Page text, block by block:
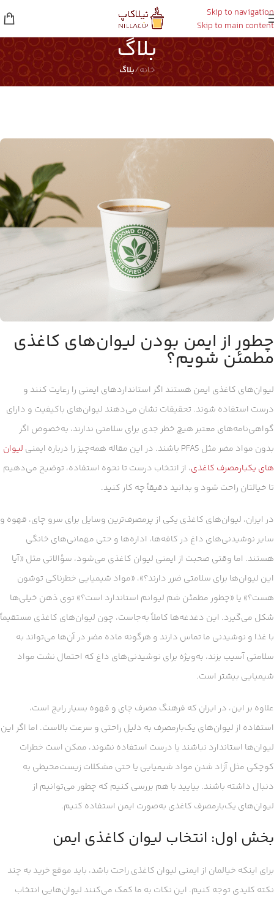
Skip to navigation
Skip to main content
بلاگ
خانه/بلاگ
چطور از ایمن بودن لیوان‌های کاغذی
مطمئن شویم؟
لیوان‌های کاغذی ایمن هستند اگر استانداردهای ایمنی را رعایت کنند و
درست استفاده شوند. تحقیقات نشان می‌دهند لیوان‌های باکیفیت و دارای
گواهی‌نامه‌های معتبر هیچ خطر جدی برای سلامتی ندارند، به‌خصوص اگر
بدون مواد مضر مثل PFAS باشند. در این مقاله همه‌چیز را درباره ایمنی
لیوان‌
های یکبارمصرف کاغذی، از انتخاب درست تا نحوه استفاده، توضیح می‌دهیم
تا خیالتان راحت شود و بدانید دقیقاً چه کار کنید.
در ایران، لیوان‌های کاغذی یکی از پرمصرف‌ترین وسایل برای سرو چای، قهوه و
سایر نوشیدنی‌های داغ در کافه‌ها، اداره‌ها و حتی مهمانی‌های خانگی
هستند. اما وقتی صحبت از ایمنی لیوان کاغذی می‌شود، سؤالاتی مثل «آیا
این لیوان‌ها برای سلامتی ضرر دارند؟»، «مواد شیمیایی خطرناکی توشون
هست؟» یا «چطور مطمئن شم لیوانم استاندارد است؟» توی ذهن خیلی‌ها
شکل می‌گیرد. این دغدغه‌ها کاملاً به‌جاست، چون لیوان‌های کاغذی مستقیماً
با غذا و نوشیدنی ما تماس دارند و هرگونه ماده مضر در آن‌ها می‌تواند به
سلامتی آسیب بزند، به‌ویژه برای نوشیدنی‌های داغ که احتمال نشت مواد
شیمیایی بیشتر است.
علاوه بر این، در ایران که فرهنگ مصرف چای و قهوه بسیار رایج است،
استفاده از لیوان‌های یک‌بارمصرف به دلیل راحتی و سرعت بالاست. اما اگر این
لیوان‌ها استاندارد نباشند یا درست استفاده نشوند، ممکن است خطرات
کوچکی مثل آزاد شدن مواد شیمیایی یا حتی مشکلات زیست‌محیطی به
دنبال داشته باشند. بیایید با هم بررسی کنیم که چطور می‌توانیم از
لیوان‌های یک‌بارمصرف کاغذی به‌صورت ایمن استفاده کنیم.
بخش اول: انتخاب لیوان کاغذی ایمن
برای اینکه خیالمان از ایمنی لیوان کاغذی راحت باشد، باید موقع خرید به چند
نکته کلیدی توجه کنیم. این نکات به ما کمک می‌کنند لیوان‌هایی انتخاب